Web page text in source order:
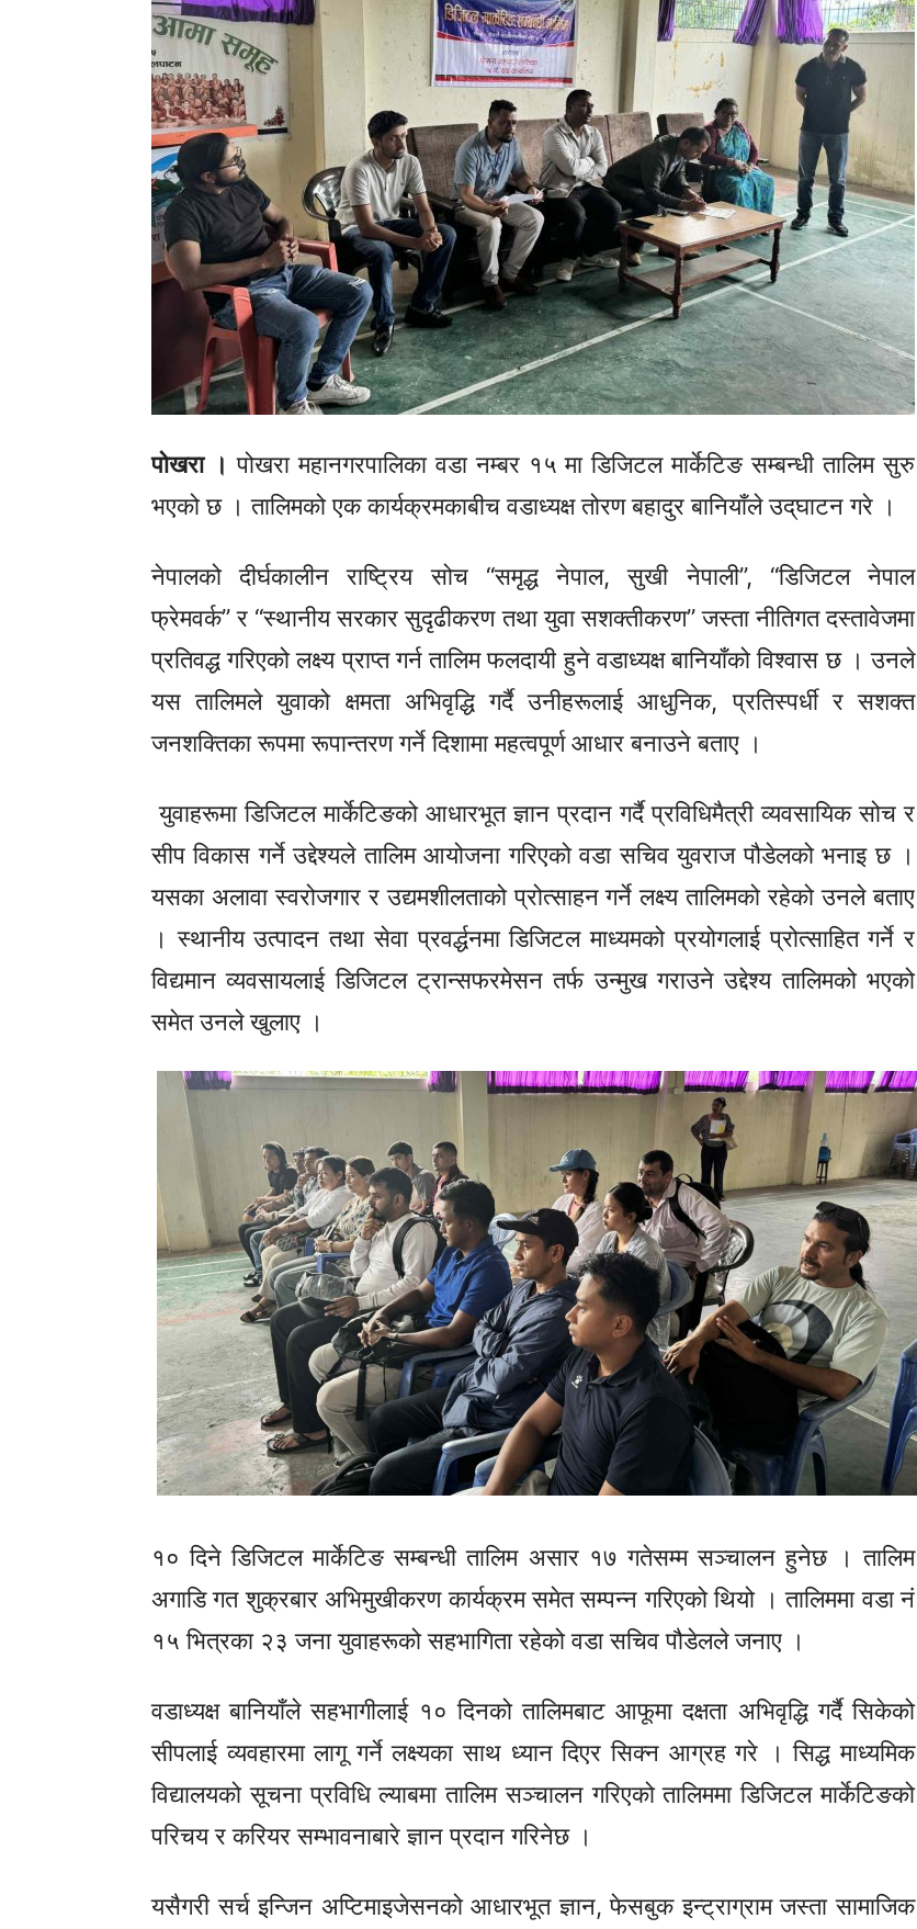
पोखरा । पोखरा महानगरपालिका वडा नम्बर १५ मा डिजिटल मार्केटिङ सम्बन्धी तालिम सुरु
भएको छ । तालिमको एककार्यक्रमकाबीचवडाध्यक्ष तोरण बहादुरबानियाँले उद्‌घाटनगरे ।
नेपालको दीर्घकालीन राष्ट्रिय सोच “समृद्ध नेपाल, सुखी नेपाली”, “डिजिटल नेपाल
फ्रेमवर्क” र “स्थानीय सरकार सुदृढीकरण तथा युवा सशक्तीकरण” जस्ता नीतिगत दस्तावेजमा
प्रतिवद्ध गरिएको लक्ष्य प्राप्त गर्न तालिम फलदायी हुने वडाध्यक्षबानियाँकोविश्वास छ । उनले
यस तालिमले युवाको क्षमता अभिवृद्धि गर्दै उनीहरूलाई आधुनिक, प्रतिस्पर्धी र सशक्त
जनशक्तिका रूपमा रूपान्तरण गर्ने दिशामा महत्वपूर्ण आधार बनाउने बताए ।
युवाहरूमा डिजिटल मार्केटिङको आधारभूत ज्ञान प्रदान गर्दै प्रविधिमैत्री व्यवसायिक सोच र
सीप विकास गर्नेउद्देश्यलेतालिम आयोजना गरिएको वडा सचिव युवराज पौडेलको भनाइ छ ।
यसका अलावा स्वरोजगार र उद्यमशीलताको प्रोत्साहन गर्ने लक्ष्य तालिमको रहेको उनले बताए
। स्थानीय उत्पादन तथा सेवा प्रवर्द्धनमा डिजिटल माध्यमको प्रयोगलाई प्रोत्साहित गर्ने र
विद्यमान व्यवसायलाई डिजिटल ट्रान्सफरमेसन तर्फ उन्मुख गराउने उद्देश्य तालिमको भएको
समेत उनले खुलाए ।
१० दिने डिजिटल मार्केटिङ सम्बन्धी तालिम असार १७ गतेसम्म सञ्चालन हुनेछ । तालिम
अगाडि गत शुक्रबार अभिमुखीकरण कार्यक्रम समेत सम्पन्न गरिएको थियो । तालिममा वडा नं
१५ भित्रका २३ जना युवाहरूको सहभागिता रहेको वडा सचिव पौडेलले जनाए ।
वडाध्यक्षबानियाँले सहभागीलाई१० दिनको तालिमबाटआफूमादक्षता अभिवृद्धि गर्दै सिकेको
सीपलाई व्यवहारमा लागू गर्ने लक्ष्यका साथ ध्यान दिएर सिक्न आग्रह गरे ।सिद्ध माध्यमिक
विद्यालयको सूचना प्रविधि ल्याबमा तालिम सञ्चालन गरिएको तालिममा डिजिटल मार्केटिङको
परिचय र करियर सम्भावनाबारे ज्ञान प्रदान गरिनेछ ।
यसैगरी सर्चइन्जिन अप्टिमाइजेसनकोआधारभूत ज्ञान, फेसबुक इन्ट्राग्राम जस्ता सामाजिक